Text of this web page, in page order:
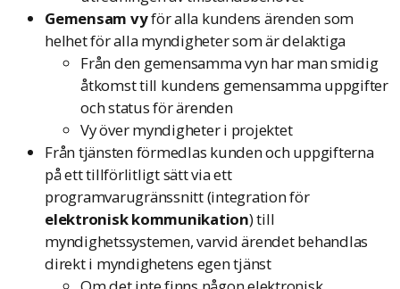
Gemensam vyför alla kundens ärenden som
helhet för alla myndigheter som är delaktiga
Från den gemensamma vyn har man smidig
åtkomst till kundens gemensamma uppgifter
och status för ärenden
Vy över myndigheter i projektet
Från tjänsten förmedlas kunden och uppgifterna
på ett tillförlitligt sätt via ett
programvarugränssnitt (integration för
elektronisk kommunikation) till
myndighetssystemen, varvid ärendet behandlas
direkt i myndighetens egen tjänst